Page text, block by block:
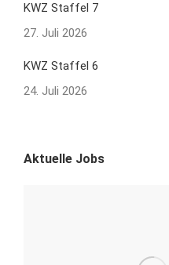
KWZ Staffel 7
27. Juli 2026
KWZ Staffel 6
24. Juli 2026
Aktuelle Jobs